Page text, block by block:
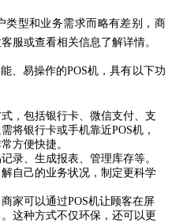
类型和业务需求而略有差别，商
服或查看相关信息了解详情。
、易操作的POS机，具有以下功
，包括银行卡、微信支付、支
将银行卡或手机靠近POS机，
方便快捷。
录、生成报表、管理库存等。
自己的业务状况，制定更科学
家可以通过POS机让顾客在屏
这种方式不仅环保，还可以更